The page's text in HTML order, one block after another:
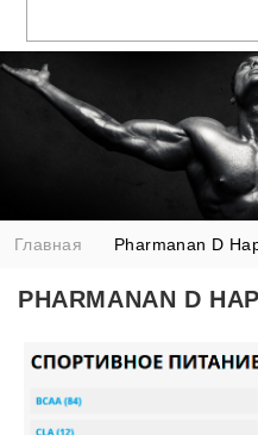
Главная Pharmanan D
PHARMANAN D